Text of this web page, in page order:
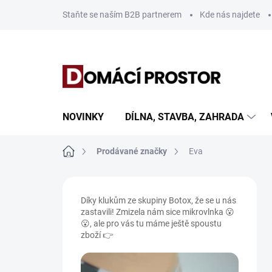
Staňte se naším B2B partnerem Kde nás najdete
NOVINKY DÍLNA, STAVBA, ZAHRADA
Domů Prodávané značky Eva
Díky klukům ze skupiny Botox, že se u nás
zastavili! Zmizela nám sice mikrovlnka 😮
😮, ale pro vás tu máme ještě spoustu
zboží 👉